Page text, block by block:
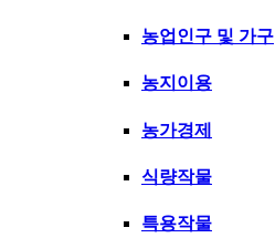
농업인구 및 가구
농지이용
농가경제
식량작물
특용작물